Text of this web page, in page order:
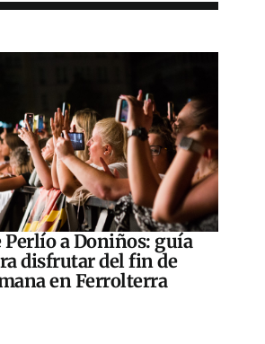
Perlío a Doniños: guía
disfrutar del fin de
en Ferrolterra